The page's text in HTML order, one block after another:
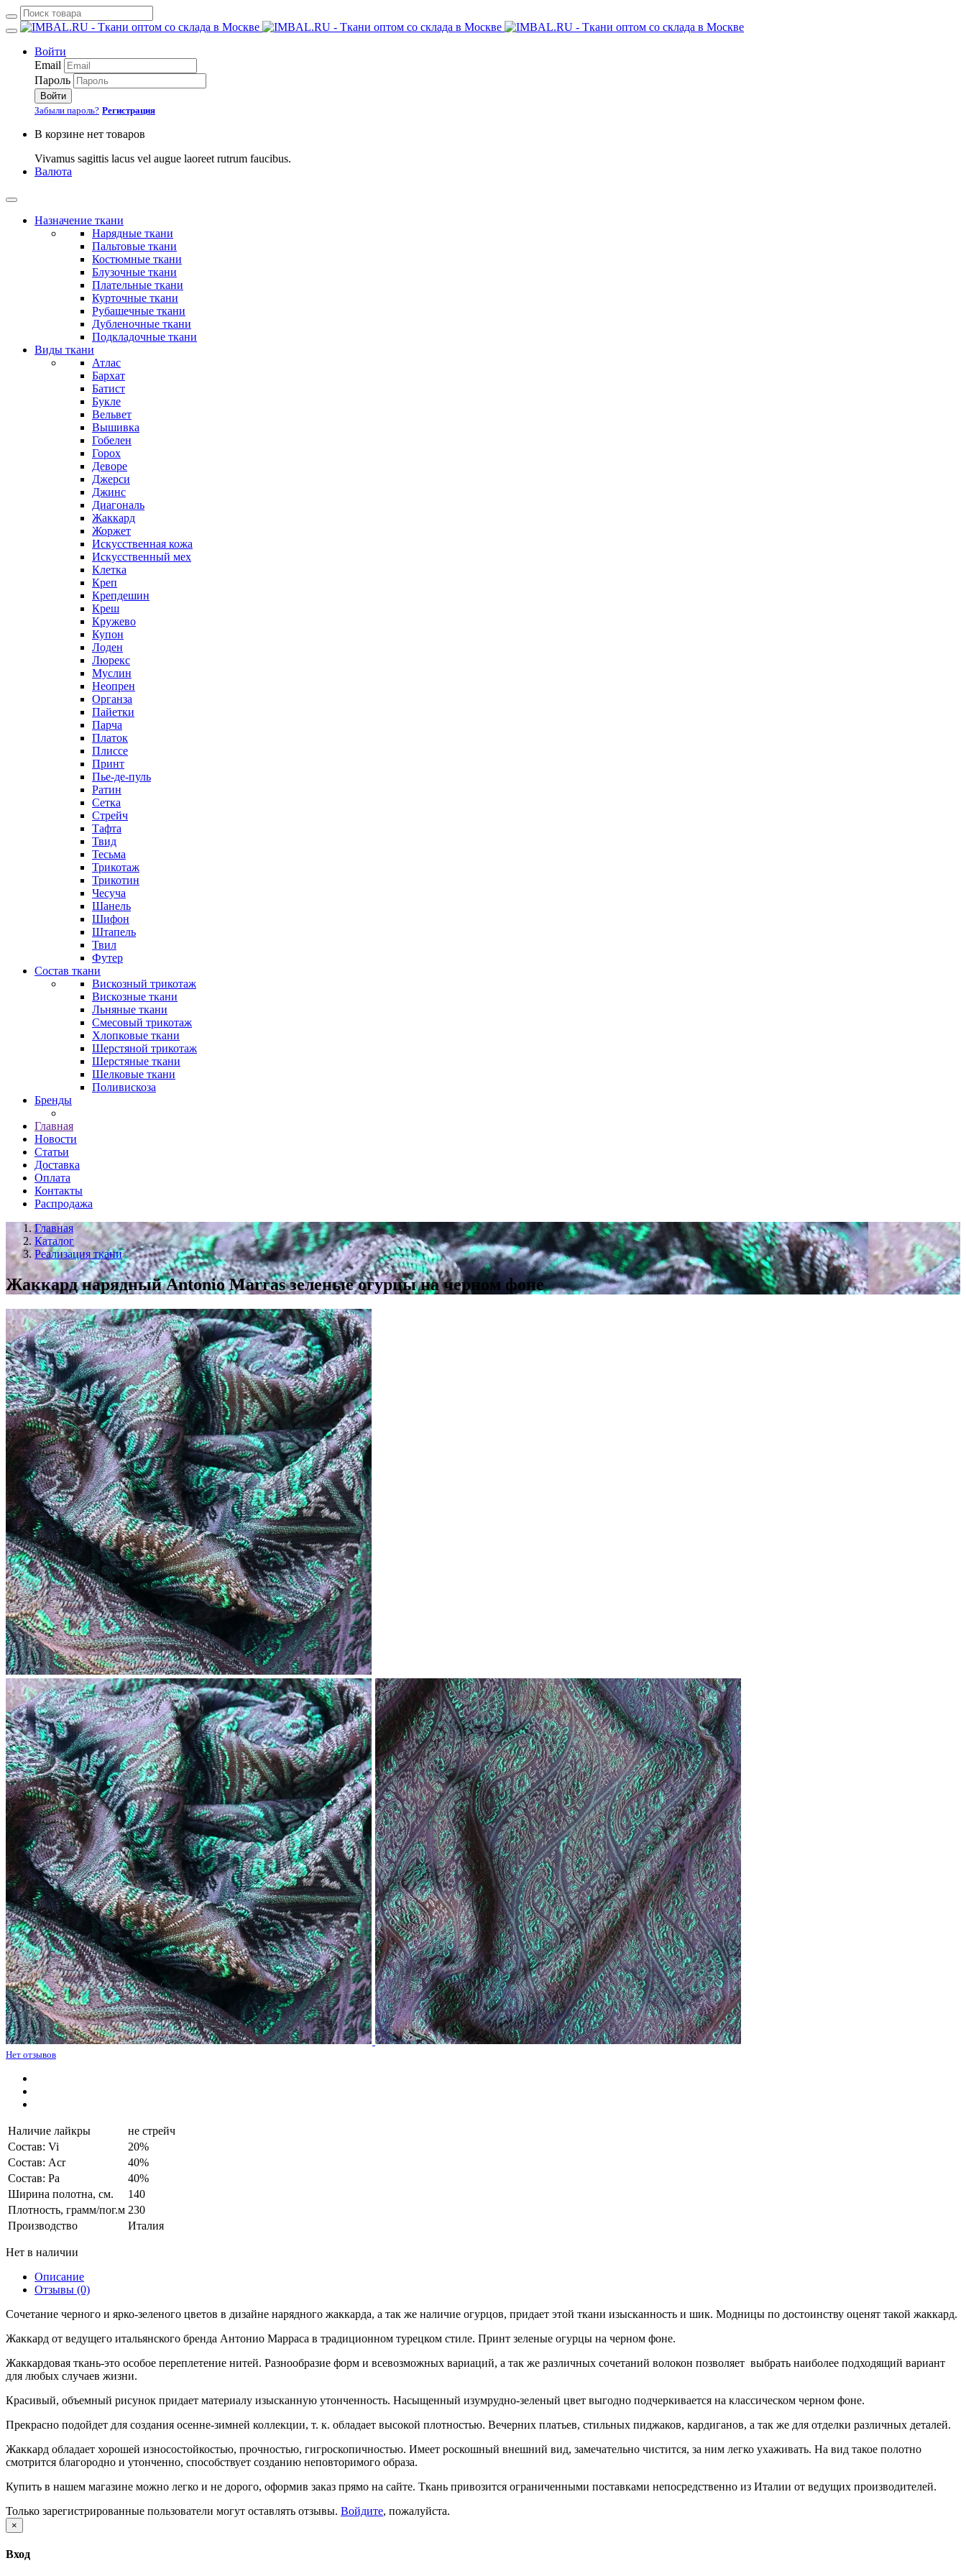
Войти
Email
Пароль
Войти
Забыли пароль? Регистрация
В корзине нет товаров
Vivamus sagittis lacus vel augue laoreet rutrum faucibus.
Валюта
Назначение ткани
Нарядные ткани
Пальтовые ткани
Костюмные ткани
Блузочные ткани
Плательные ткани
Курточные ткани
Рубашечные ткани
Дубленочные ткани
Подкладочные ткани
Виды ткани
Атлас
Бархат
Батист
Букле
Вельвет
Вышивка
Гобелен
Горох
Деворе
Джерси
Джинс
Диагональ
Жаккард
Жоржет
Искусственная кожа
Искусственный мех
Клетка
Креп
Крепдешин
Креш
Кружево
Купон
Лоден
Люрекс
Муслин
Неопрен
Органза
Пайетки
Парча
Платок
Плиссе
Принт
Пье-де-пуль
Ратин
Сетка
Стрейч
Тафта
Твид
Тесьма
Трикотаж
Трикотин
Чесуча
Шанель
Шифон
Штапель
Твил
Футер
Состав ткани
Вискозный трикотаж
Вискозные ткани
Льняные ткани
Смесовый трикотаж
Хлопковые ткани
Шерстяной трикотаж
Шерстяные ткани
Шелковые ткани
Поливискоза
Бренды
Главная
Новости
Статьи
Доставка
Оплата
Контакты
Распродажа
Главная
Каталог
Реализация ткани
Жаккард нарядный Antonio Marras зеленые огурцы на черном фоне
Нет отзывов
Наличие лайкры
не стрейч
Состав: Vi
20%
Состав: Acr
40%
Состав: Pa
40%
Ширина полотна, см.
140
Плотность, грамм/пог.м 230
Производство
Италия
Нет в наличии
Описание
Отзывы (0)
Сочетание черного и ярко-зеленого цветов в дизайне нарядного жаккарда, а так же наличие огурцов, придает этой ткани изысканность и шик. Модницы по достоинству оценят такой жаккард.
Жаккард от ведущего итальянского бренда Антонио Марраса в традиционном турецком стиле. Принт зеленые огурцы на черном фоне.
Жаккардовая ткань-это особое переплетение нитей. Разнообразие форм и всевозможных вариаций, а так же различных сочетаний волокон позволяет выбрать наиболее подходящий вариант
для любых случаев жизни.
Красивый, объемный рисунок придает материалу изысканную утонченность. Насыщенный изумрудно-зеленый цвет выгодно подчеркивается на классическом черном фоне.
Прекрасно подойдет для создания осенне-зимней коллекции, т. к. обладает высокой плотностью. Вечерних платьев, стильных пиджаков, кардиганов, а так же для отделки различных деталей.
Жаккард обладает хорошей износостойкостью, прочностью, гигроскопичностью. Имеет роскошный внешний вид, замечательно чистится, за ним легко ухаживать. На вид такое полотно
смотрится благородно и утонченно, способствует созданию неповторимого образа.
Купить в нашем магазине можно легко и не дорого, оформив заказ прямо на сайте. Ткань привозится ограниченными поставками непосредственно из Италии от ведущих производителей.
Только зарегистрированные пользователи могут оставлять отзывы. Войдите, пожалуйста.
×
Вход